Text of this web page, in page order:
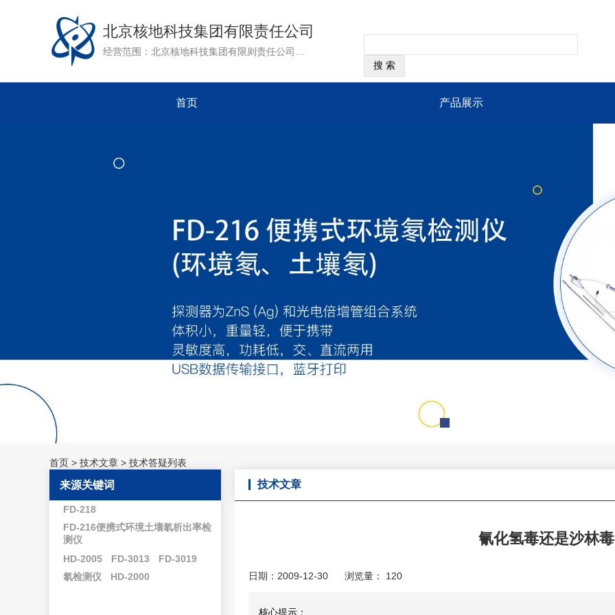
北京核地科技集团有限责任公司
首页 产品展示
首页 > 技术文章 > 技术答疑列表
来源关键词
FD-218
FD-216便携式环境土壤氡析出率检
测仪
HD-2005
FD-3013
FD-3019
氡检测仪
HD-2000
技术文章
氰化氢毒还是沙林
日期：2009-12-30 浏览量： 120
核心提示：